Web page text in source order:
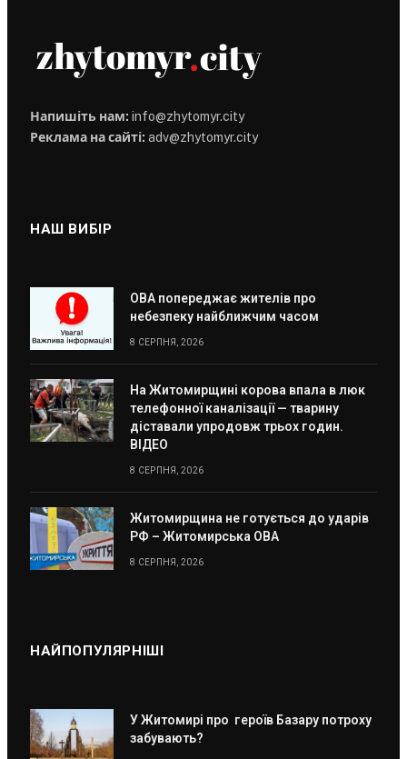
Напишіть нам: info@zhytomyr.city
Реклама на сайті: adv@zhytomyr.city
НАШ ВИБІР
ОВА попереджає жителів про
небезпеку найближчим часом
8 СЕРПНЯ, 2026
На Житомирщині корова впала в люк
телефонної каналізації — тварину
діставали упродовж трьох годин.
ВІДЕО
8 СЕРПНЯ, 2026
Житомирщина не готується до ударів
РФ – Житомирська ОВА
8 СЕРПНЯ, 2026
НАЙПОПУЛЯРНІШІ
У Житомирі про героїв Базару потроху
забувають?